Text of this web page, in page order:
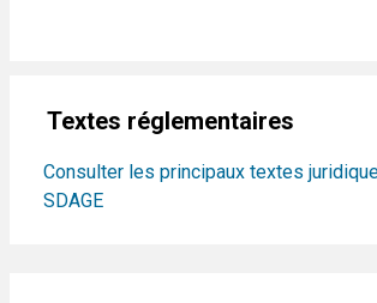
Textes réglementaires
Consulter les principaux textes
SDAGE